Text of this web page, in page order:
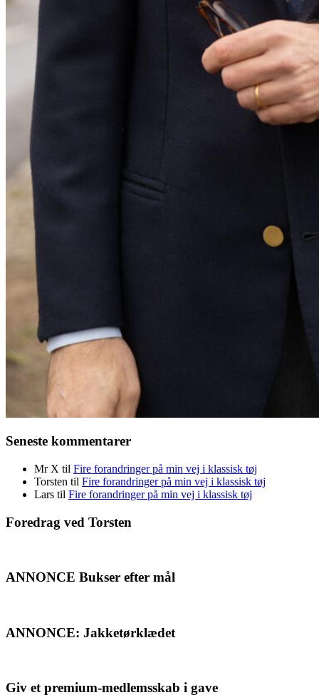
Seneste kommentarer
Mr X til Fire forandringer på min vej i klassisk tøj
Torsten til Fire forandringer på min vej i klassisk tøj
Lars til Fire forandringer på min vej i klassisk tøj
Foredrag ved Torsten
ANNONCE Bukser efter mål
ANNONCE: Jakketørklædet
Giv et premium-medlemsskab i gave